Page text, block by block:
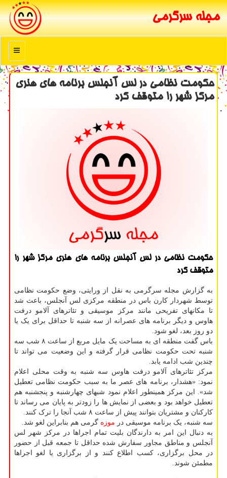
مجله سرگرمی
منو
حکومت نظامی در لس آنجلس برنامه های هنری
مرکز شهر را متوقف کرد
حکومت نظامی در لس آنجلس برنامه های هنری مرکز شهر را
متوقف کرد
به گزارش مجله سرگرمی به نقل از ورایتی، وضع حکومت نظامی
توسط شهردار کارن باس در منطقه مرکزی لس آنجلس، باعث شد
تا مکانهای تفریحی مانند مرکز موسیقی و تئاترهای آلامو درفت
هاوس و دیگر برنامه های عصرانه از سه شنبه تا حداقل برای یک یا
دو روز بعد، لغو شود.
باس گفت منطقه ای به مساحت یک مایل مربع از ساعت ۸ شب سه
شنبه تحت حکومت نظامی قرار گرفته و این وضعیت می تواند تا
چندین شب ادامه یابد.
مرکز تئاترهای آلامو درفت هاوس سه شنبه به وقت محلی اعلام
نمود: «هشدار، برنامه های عصر ما به سبب حکومت نظامی تعطیل
شد». این مرکز همینطور اعلام نمود شبهای چهارشنبه و پنجشنبه هم
تعطیل خواهد بود و بعضی از نمایش ها را زودتر به پایان می رساند تا
کارکنان و مشتریان بتوانند پیش از ساعت ۸ شب آنجا را ترک کنند.
سه شنبه، یک برنامه موسیقی در موزه گرمی هم بنابراین لغو شد.
به دنبال این امر به دارندگان بلیت تمام اجراها در مرکز شهر لس
آنجلس و مناطق مجاور سفارش شده حداقل تا جمعه قبل از حضور
در محل برگزاری، کسب اطلاع کنند و از برگزاری یا لغو اجراها
مطمئن شوند.